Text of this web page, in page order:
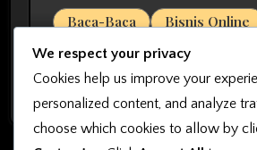
Baca-Baca Bisnis Online
7 Kesalahan yang Harus
agar Bisnis Online Bisa
We respect your privacy
Cookies help us improve your
personalized content, and analyze
choose which cookies to allow by